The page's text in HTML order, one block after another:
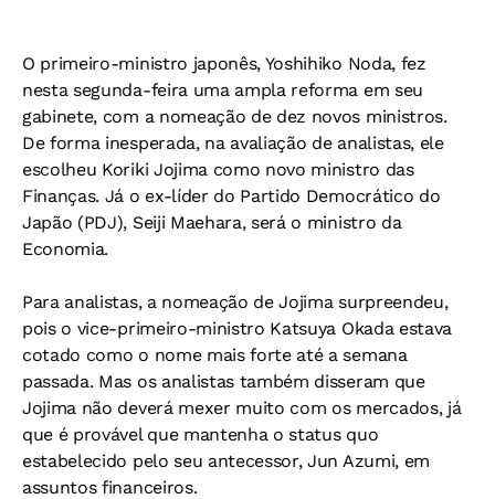
O primeiro-ministro japonês, Yoshihiko Noda, fez
nesta segunda-feira uma ampla reforma em seu
gabinete, com a nomeação de dez novos ministros.
De forma inesperada, na avaliação de analistas, ele
escolheu Koriki Jojima como novo ministro das
Finanças. Já o ex-líder do Partido Democrático do
Japão (PDJ), Seiji Maehara, será o ministro da
Economia.
Para analistas, a nomeação de Jojima surpreendeu,
pois o vice-primeiro-ministro Katsuya Okada estava
cotado como o nome mais forte até a semana
passada. Mas os analistas também disseram que
Jojima não deverá mexer muito com os mercados, já
que é provável que mantenha o status quo
estabelecido pelo seu antecessor, Jun Azumi, em
assuntos financeiros.